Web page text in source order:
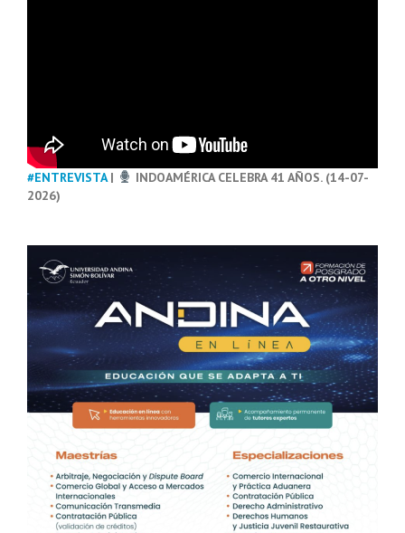
#ENTREVISTA|
INDOAMÉRICA CELEBRA 41 AÑOS. (14-07-
2026)